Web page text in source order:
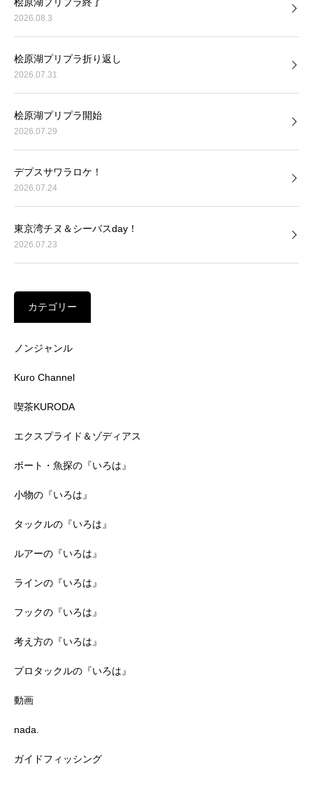
桧原湖プリプラ終了
2026.08.3
桧原湖プリプラ折り返し
2026.07.31
桧原湖プリプラ開始
2026.07.29
デプスサワラロケ！
2026.07.24
東京湾チヌ＆シーバスday！
2026.07.23
カテゴリー
ノンジャンル
Kuro Channel
喫茶KURODA
エクスプライド＆ゾディアス
ボート・魚探の『いろは』
小物の『いろは』
タックルの『いろは』
ルアーの『いろは』
ラインの『いろは』
フックの『いろは』
考え方の『いろは』
プロタックルの『いろは』
動画
nada.
ガイドフィッシング